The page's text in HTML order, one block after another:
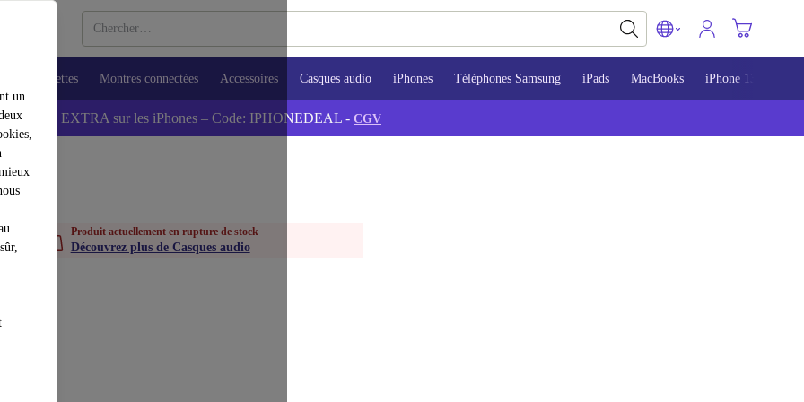
un
Tablettes Montres connectées Accessoires Casques audio iPhones Téléphones Samsung iPads MacBooks iPhone 13
💰-5% EXTRA sur les iPhones – Code: IPHONEDEAL - CGV
Produit actuellement en rupture de stock
Découvrez plus de Casques audio